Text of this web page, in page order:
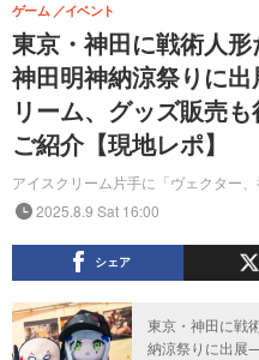
東京・神田に戦術人形
神田明神納涼祭りに
リーム、グッズ販売
ご紹介【現地レポ】
アイスクリーム片手に「ヴェクター
ゲーム イベント
2025.8.9 Sat 16:00
シェア
東京・神田に戦
納涼祭りに出展